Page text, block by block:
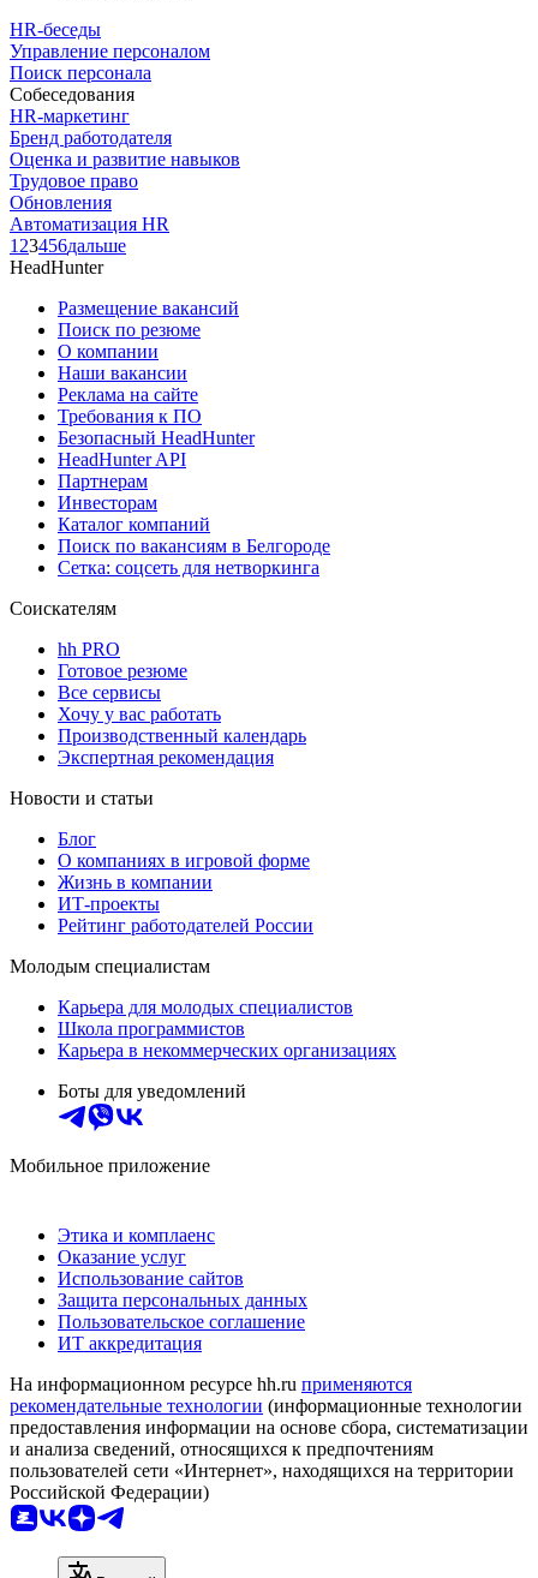
HR-беседы
Управление персоналом
Поиск персонала
Собеседования
HR-маркетинг
Бренд работодателя
Оценка и развитие навыков
Трудовое право
Обновления
Автоматизация HR
1 23456дальше
HeadHunter
Размещение вакансий
Поиск по резюме
О компании
Наши вакансии
Реклама на сайте
Требования к ПО
Безопасный HeadHunter
HeadHunter API
Партнерам
Инвесторам
Каталог компаний
Поиск по вакансиям в Белгороде
Сетка: соцсеть для нетворкинга
Соискателям
hh PRO
Готовое резюме
Все сервисы
Хочу у вас работать
Производственный календарь
Экспертная рекомендация
Новости и статьи
Блог
О компаниях в игровой форме
Жизнь в компании
ИТ-проекты
Рейтинг работодателей России
Молодым специалистам
Карьера для молодых специалистов
Школа программистов
Карьера в некоммерческих организациях
Боты для уведомлений
Мобильное приложение
Этика и комплаенс
Оказание услуг
Использование сайтов
Защита персональных данных
Пользовательское соглашение
ИТ аккредитация
На информационном ресурсе hh.ru применяются
рекомендательные технологии (информационные технологии
предоставления информации на основе сбора, систематизации
и анализа сведений, относящихся к предпочтениям
пользователей сети «Интернет», находящихся на территории
Российской Федерации)